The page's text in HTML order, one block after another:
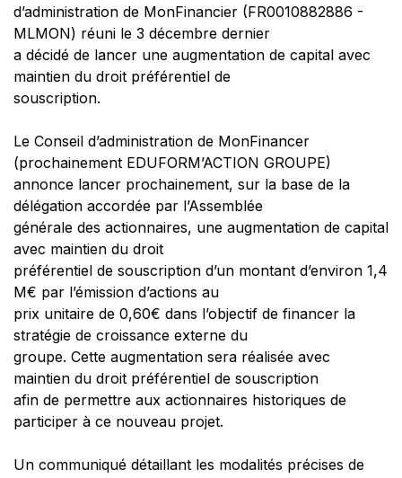
d’administration de MonFinancier (FR0010882886 -
MLMON) réuni le 3 décembre dernier
a décidé de lancer une augmentation de capital avec
maintien du droit préférentiel de
souscription.
Le Conseil d’administration de MonFinancer
(prochainement EDUFORM’ACTION GROUPE)
annonce lancer prochainement, sur la base de la
délégation accordée par l’Assemblée
générale des actionnaires, une augmentation de capital
avec maintien du droit
préférentiel de souscription d’un montant d’environ 1,4
M€ par l’émission d’actions au
prix unitaire de 0,60€ dans l’objectif de financer la
stratégie de croissance externe du
groupe. Cette augmentation sera réalisée avec
maintien du droit préférentiel de souscription
afin de permettre aux actionnaires historiques de
participer à ce nouveau projet.
Un communiqué détaillant les modalités précises de